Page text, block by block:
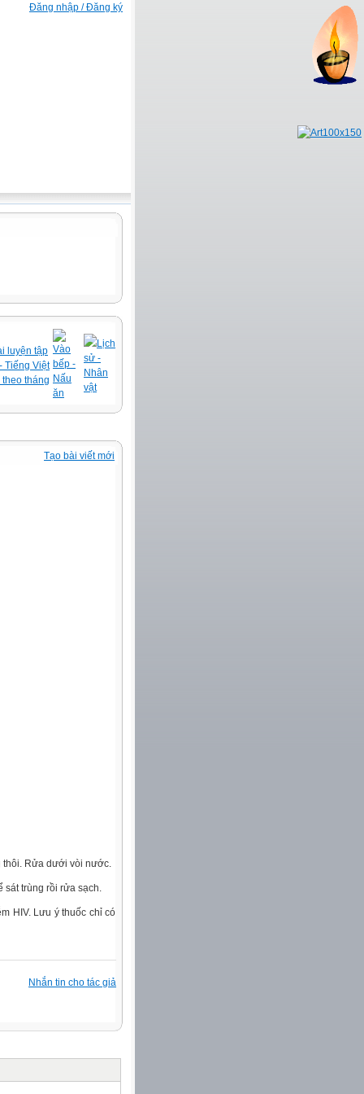
Đăng nhập / Đăng ký
LẬP DÂN TỘC!
luyện tập
Tiếng Việt
theo tháng
Vào
bếp -
Nấu
ăn
Lịch
sử -
Nhân
vật
Tạo bài viết mới
thôi. Rửa dưới vòi nước.
sát trùng rồi rửa sạch.
HIV. Lưu ý thuốc chỉ có
Nhắn tin cho tác giả